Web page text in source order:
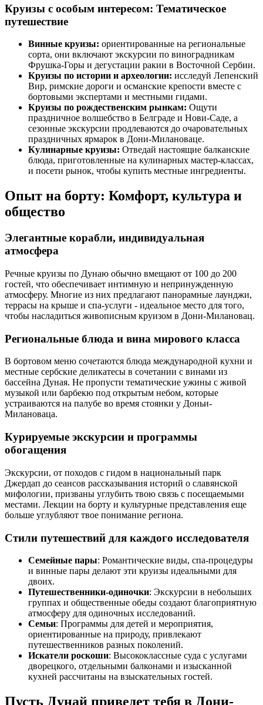
Круизы с особым интересом: Тематическое
путешествие
Винные круизы: ориентированные на региональные
сорта, они включают экскурсии по виноградникам
Фрушка-Горы и дегустации ракии в Восточной Сербии.
Круизы по истории и археологии: исследуй Лепенский
Вир, римские дороги и османские крепости вместе с
бортовыми экспертами и местными гидами.
Круизы по рождественским рынкам: Ощути
праздничное волшебство в Белграде и Нови-Саде, а
сезонные экскурсии продлеваются до очаровательных
праздничных ярмарок в Дони-Милановаце.
Кулинарные круизы: Отведай настоящие балканские
блюда, приготовленные на кулинарных мастер-классах,
и посети рынок, чтобы купить местные ингредиенты.
Опыт на борту: Комфорт, культура и
общество
Элегантные корабли, индивидуальная
атмосфера
Речные круизы по Дунаю обычно вмещают от 100 до 200
гостей, что обеспечивает интимную и непринужденную
атмосферу. Многие из них предлагают панорамные лаунджи,
террасы на крыше и спа-услуги - идеальное место для того,
чтобы насладиться живописным круизом в Дони-Милановац.
Региональные блюда и вина мирового класса
В бортовом меню сочетаются блюда международной кухни и
местные сербские деликатесы в сочетании с винами из
бассейна Дуная. Не пропусти тематические ужины с живой
музыкой или барбекю под открытым небом, которые
устраиваются на палубе во время стоянки у Доньи-
Милановаца.
Курируемые экскурсии и программы
обогащения
Экскурсии, от походов с гидом в национальный парк
Джердап до сеансов рассказывания историй о славянской
мифологии, призваны углубить твою связь с посещаемыми
местами. Лекции на борту и культурные представления еще
больше углубляют твое понимание региона.
Стили путешествий для каждого исследователя
Семейные пары: Романтические виды, спа-процедуры
и винные пары делают эти круизы идеальными для
двоих.
Путешественники-одиночки: Экскурсии в небольших
группах и общественные обеды создают благоприятную
атмосферу для одиночных исследований.
Семьи: Программы для детей и мероприятия,
ориентированные на природу, привлекают
путешественников разных поколений.
Искатели роскоши: Высококлассные суда с услугами
дворецкого, отдельными балконами и изысканной
кухней рассчитаны на взыскательных гостей.
Пусть Дунай приведет тебя в Дони-